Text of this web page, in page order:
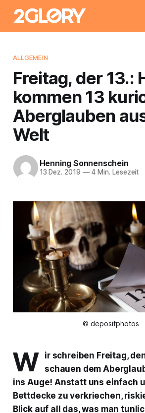
ALLGEMEIN
Freitag, der 13.:
kommen 13
Aberglauben
Welt
Henning Sonnenschein
13 Dez. 2019 —4 Min. Lesezeit
© depositphotos
W ir schreiben Freitag,
schauen dem
ins Auge! Anstatt uns einfach
Bettdecke zu verkriechen,
Blick auf all das, was man